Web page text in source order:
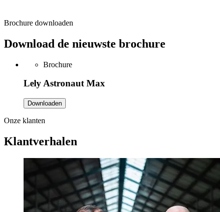
Brochure downloaden
Download de nieuwste brochure
Brochure
Lely Astronaut Max
Downloaden
Onze klanten
Klantverhalen